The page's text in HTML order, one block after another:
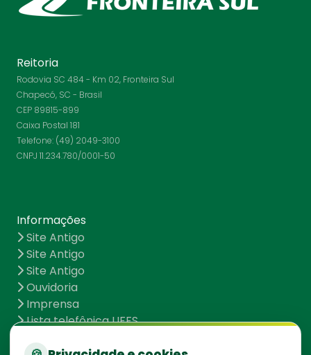
Reitoria
Rodovia SC 484 - Km 02, Fronteira Sul
Chapecó, SC - Brasil
CEP 89815-899
Caixa Postal 181
Telefone: (49) 2049-3100
CNPJ 11.234.780/0001-50
Informações
Site Antigo
Site Antigo
Site Antigo
Ouvidoria
Imprensa
Lista telefônica UFFS